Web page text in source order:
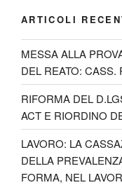
k
r
a
m
k
e
d
I
n
t
t
e
r
o
u
T
u
b
e
C
h
ARTICOLI
MESSA ALLA
DEL REATO: CASS.
RIFORMA DEL
ACT E RIORDINO
LAVORO: LA
DELLA
FORMA, NEL